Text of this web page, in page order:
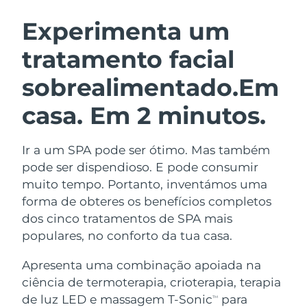
Experimenta um
tratamento facial
sobrealimentado.Em
casa. Em 2 minutos.
Ir a um SPA pode ser ótimo. Mas também
pode ser dispendioso. E pode consumir
muito tempo. Portanto, inventámos uma
forma de obteres os benefícios completos
dos cinco tratamentos de SPA mais
populares, no conforto da tua casa.
Apresenta uma combinação apoiada na
ciência de termoterapia, crioterapia, terapia
de luz LED e massagem T-SonicTM
para
Limpeza facial
LUNA™ 4 kit
Anti-aging massage
LUNA™ 4 Plus
Massage, LED heating
LUNA™ 4 Men
For men, anti-aging massage
Lifting facial
BEAR™ 2 kit
Microcurrent toning
BEAR™ 2 go
Microcurrent toning on-the-go
BEAR™ 2 eyes & lips
Microcurrent line smoothing device
Hidratação
UFO™ 3 kit
Deep facial hydration
Near-infrared and red light therapy
device
Cuidado oral
issa™ 4
Hybrid silicone sonic toothbrush
issa™ 4 plus
Smart hybrid silicone sonic toothbrush
TRATAMENTO ANTIENVELHECIMENTO
FAQ™
Antienvelhecimento Tratamentos LED
Áustria
Barein Entrega prevista
Bélgica Entrega prevista8/11/26
Bermudas Entrega prevista8/17/26
Bósnia e
Herzegovina
Entrega prevista 8/14/26
Brunei Entrega prevista8/16/26
Bulgária
Canadá Entrega prevista8/15/26
Chile Entrega prevista